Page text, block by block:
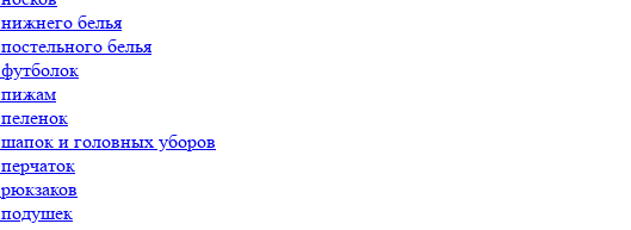
нижнего белья
постельного белья
футболок
пижам
пеленок
шапок и головных уборов
перчаток
рюкзаков
подушек